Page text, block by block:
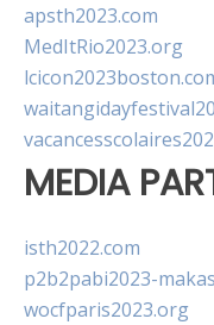
apsth2023.com
MedItRio2023.org
MEDIA
isth2022.com
p2b2pabi2023-
wocfparis2023.org